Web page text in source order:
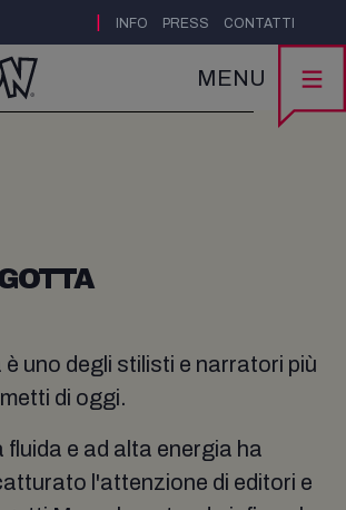
INFO PRESS CONTATTI
MENU
uno degli stilisti e narratori più
di oggi.
fluida e ad alta energia ha
l'attenzione di editori e